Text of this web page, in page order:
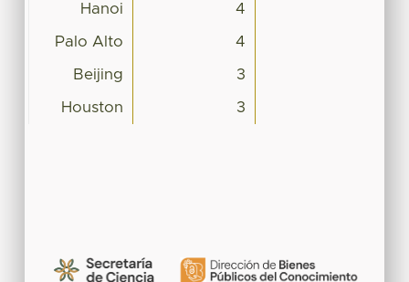
Hanoi 4
Palo Alto 4
Beijing 3
Houston 3